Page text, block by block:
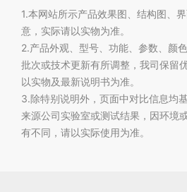
1.本网站所示产品效果图、结构图、
意，实际请以实物为准。
2.产品外观、型号、功能、参数、颜
批次或技术更新有所调整，我司保留
以实物及最新说明书为准。
3.除特别说明外，页面中对比信息均
来源公司实验室或测试结果，因环境
有不同，请以实际使用为准。